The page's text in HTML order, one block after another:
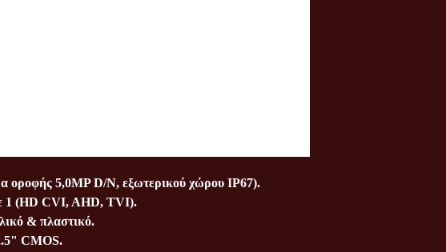
οροφής 5,0MP D/N, εξωτερικού χώρου IP67).
1 (ΗD CVI, AHD, TVI).
& πλαστικό.
CMOS.